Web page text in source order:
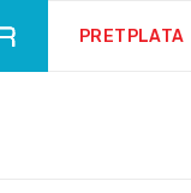
PRETPLATA